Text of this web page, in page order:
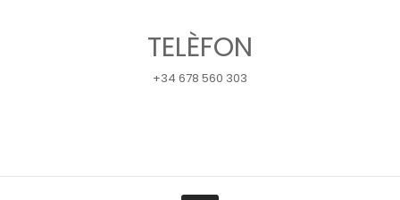
TELÈFON
+34 678 560 303